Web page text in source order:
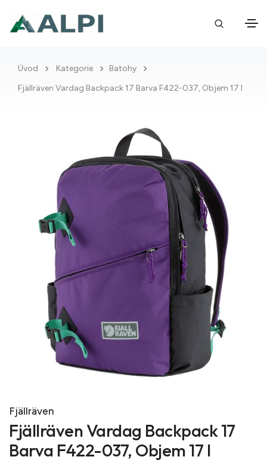
Úvod Kategorie
Batohy
Fjällräven Vardag Backpack 17 Barva F422-037, Objem 17 l
Fjällräven
Fjällräven Vardag Backpack 17
Barva F422-037, Objem 17 l